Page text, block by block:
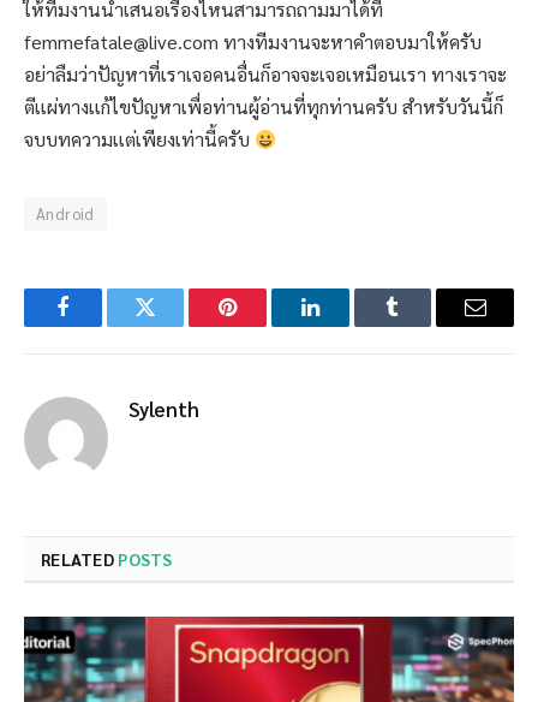
ให้ทีมงานนำเสนอเรื่องไหนสามารถถามมาได้ที่
femmefatale@live.com ทางทีมงานจะหาคำตอบมาให้ครับ
อย่าลืมว่าปัญหาที่เราเจอคนอื่นก็อาจจะเจอเหมือนเรา ทางเราจะ
ตีเเผ่ทางเเก้ไขปัญหาเพื่อท่านผู้อ่านที่ทุกท่านครับ สำหรับวันนี้ก็
จบบทความเเต่เพียงเท่านี้ครับ
Android
FacebookTwitter Pinterest LinkedInTumblr Email
Sylenth
RELATED POSTS